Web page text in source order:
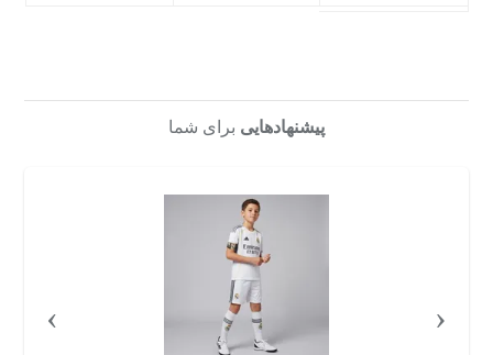
پیشنهادهایی برای شما
‹
›